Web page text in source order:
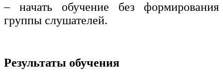
– начать обучение без формирования
группы слушателей.
Результаты обучения